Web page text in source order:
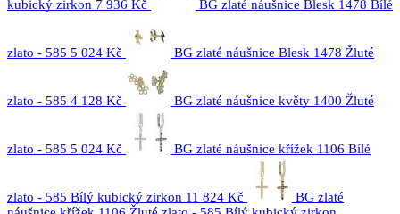
kubický zirkon 7 936 Kč BG zlaté náušnice Blesk 1478 Bílé
zlato - 585 5 024 Kč BG zlaté náušnice Blesk 1478 Žluté
zlato - 585 4 128 Kč BG zlaté náušnice květy 1400 Žluté
zlato - 585 5 024 Kč BG zlaté náušnice křížek 1106 Bílé
zlato - 585 Bílý kubický zirkon 11 824 Kč
BG zlaté